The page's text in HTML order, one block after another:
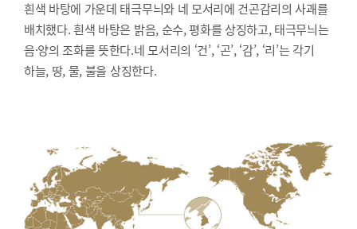
흰색 바탕에 가운데 태극무늬와 네 모서리에 건곤감리의 사괘를
배치했다. 흰색 바탕은 밝음, 순수, 평화를 상징하고, 태극무늬는
음·양의 조화를 뜻한다.네 모서리의 ‘건’, ‘곤’, ‘감’, ‘리’는 각기
하늘, 땅, 물, 불을 상징한다.